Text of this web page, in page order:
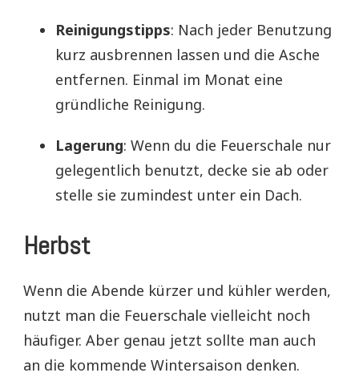
Reinigungstipps: Nach jeder Benutzung
kurz ausbrennen lassen und die Asche
entfernen. Einmal im Monat eine
gründliche Reinigung.
Lagerung: Wenn du die Feuerschale nur
gelegentlich benutzt, decke sie ab oder
stelle sie zumindest unter ein Dach.
Herbst
Wenn die Abende kürzer und kühler werden,
nutzt man die Feuerschale vielleicht noch
häufiger. Aber genau jetzt sollte man auch
an die kommende Wintersaison denken.